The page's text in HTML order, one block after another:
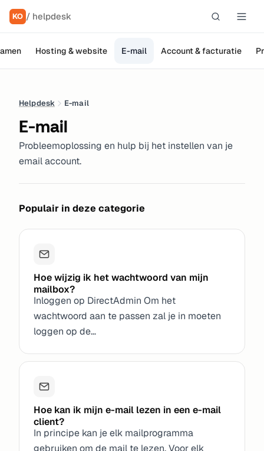
KO / helpdesk
Hosting & website E-mail Account & facturatie
Helpdesk E-mail
E-mail
Probleemoplossing en hulp bij het instellen van je
email account.
Populair in deze categorie
Hoe wijzig ik het wachtwoord van mijn
mailbox?
Inloggen op DirectAdmin Om het
wachtwoord aan te passen zal je in moeten
loggen op de…
Hoe kan ik mijn e-mail lezen in een e-mail
client?
In principe kan je elk mailprogramma
gebruiken om de mail te lezen. Voor elk